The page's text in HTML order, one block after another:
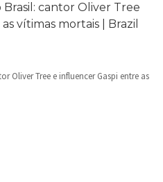
cantor Oliver Tree
vítimas mortais | Brazil
Oliver Tree e influencer Gaspi entre as